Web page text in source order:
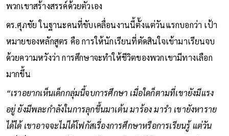
พวกเขาสร้างสรรค์ด้วยตัวเอง
ดร.ศุภชัย ในฐานะคนที่ขับเคลื่อนงานนี้ตั้งแต่วันแรกบอกว่า เป้า
หมายของหลักสูตร คือ การให้นักเรียนที่ตัดสินใจเข้ามาเรียนจบ
ด้วยความหวังว่า การศึกษาจะทำให้ชีวิตของพวกเขามีทางเลือก
มากขึ้น
“เราอยากเห็นเด็กกลุ่มนี้จบการศึกษา เมื่อใดก็ตามที่เขายังมีแรง
อยู่ ยังมีพละกำลังในการลุกขึ้นมาเต้น มาร้อง มารำ เขายังหาราย
ได้ได้ เขาอาจจะไม่ได้โฟกัสเรื่องการศึกษาหรือการเรียนรู้ แต่วัน